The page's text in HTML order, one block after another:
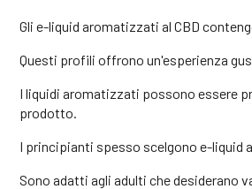
Gli e-liquid aromatizzati al CBD
Questi profili offrono un'esperienza
I liquidi aromatizzati possono essere
prodotto.
I principianti spesso scelgono e-liquid
Sono adatti agli adulti che desiderano